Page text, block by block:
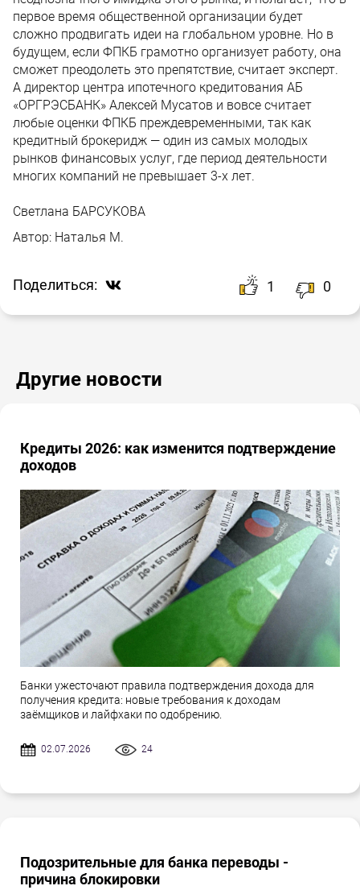
первое время общественной организации будет
сложно продвигать идеи на глобальном уровне. Но в
будущем, если ФПКБ грамотно организует работу, она
сможет преодолеть это препятствие, считает эксперт.
А директор центра ипотечного кредитования АБ
«ОРГРЭСБАНК» Алексей Мусатов и вовсе считает
любые оценки ФПКБ преждевременными, так как
кредитный брокеридж — один из самых молодых
рынков финансовых услуг, где период деятельности
многих компаний не превышает 3-х лет.
Светлана БАРСУКОВА
Автор: Наталья М.
Поделиться: 1 0
Другие новости
Кредиты 2026: как изменится подтверждение
доходов
Банки ужесточают правила подтверждения дохода для
получения кредита: новые требования к доходам
заёмщиков и лайфхаки по одобрению.
02.07.2026 24
Подозрительные для банка переводы -
причина блокировки